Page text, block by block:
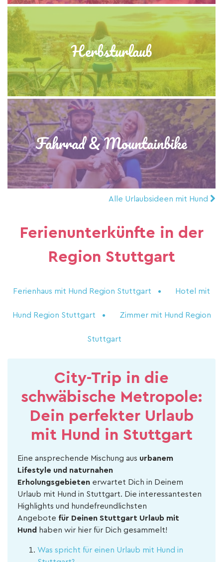
Herbsturlaub
Fahrrad & Mountainbike
Alle Urlaubsideen mit Hund
Ferienunterkünfte in der
Region Stuttgart
Ferienhaus mit Hund Region Stuttgart Hotel mit
Hund Region Stuttgart Zimmer mit Hund Region
Stuttgart
City-Trip in die
schwäbische Metropole:
Dein perfekter Urlaub
mit Hund in Stuttgart
Eine ansprechende Mischung aus urbanem
Lifestyle und naturnahen
Erholungsgebieten erwartet Dich in Deinem
Urlaub mit Hund in Stuttgart. Die interessantesten
Highlights und hundefreundlichsten
Angebote für Deinen Stuttgart Urlaub mit
Hund
haben wir hier für Dich gesammelt!
Was spricht für einen Urlaub mit Hund in